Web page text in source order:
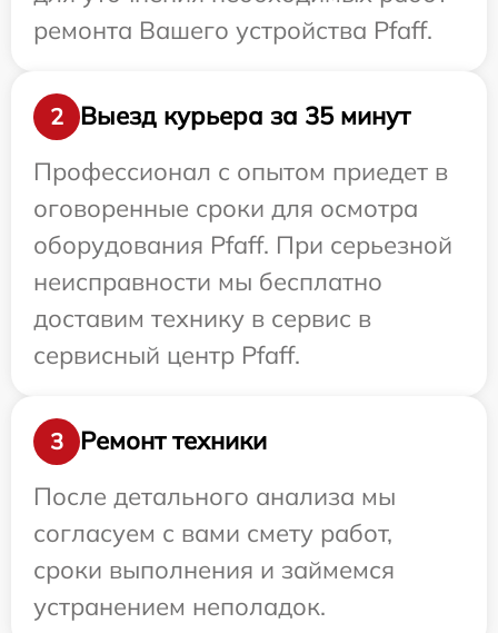
ремонта Вашего устройства Pfaff.
2
Выезд курьера за 35 минут
Профессионал с опытом приедет в
оговоренные сроки для осмотра
оборудования Pfaff. При серьезной
неисправности мы бесплатно
доставим технику в сервис в
сервисный центр Pfaff.
3
Ремонт техники
После детального анализа мы
согласуем с вами смету работ,
сроки выполнения и займемся
устранением неполадок.